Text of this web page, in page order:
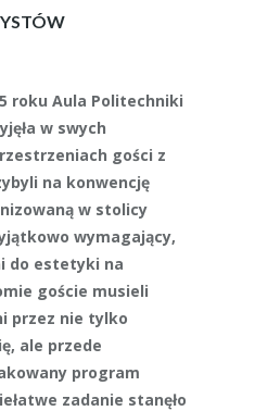
roku Aula Politechniki
w swych
gości z
na konwencję
w stolicy
wymagający,
do estetyki na
goście musieli
przez nie tylko
ale przede
program
zadanie stanęło